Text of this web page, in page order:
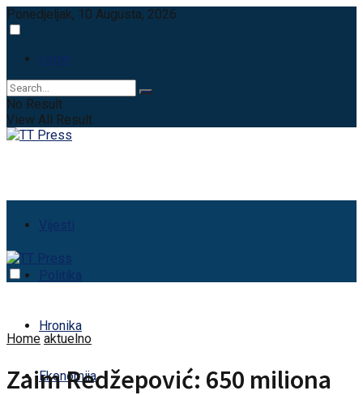
Ponedjeljak, 10 Augusta, 2026
Login
No Result
View All Result
Vijesti
Politika
Hronika
Ekonomija
Home aktuelno
Zaim Redžepović: 650 miliona